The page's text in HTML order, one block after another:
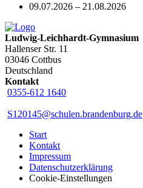
09.07.2026 – 21.08.2026
Ludwig-Leichhardt-Gymnasium
Hallenser Str. 11
03046 Cottbus
Deutschland
Kontakt
0355-612 1640
S120145@schulen.brandenburg.de
Start
Kontakt
Impressum
Datenschutzerklärung
Cookie-Einstellungen